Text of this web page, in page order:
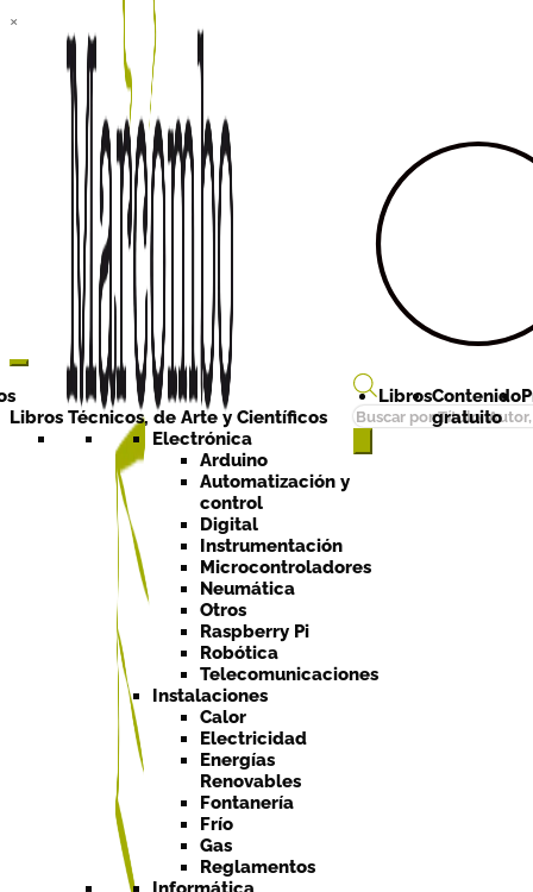
×
Búsqueda
de
Libros Técnicos, de Arte y Científicos
Electrónica
Arduino
Automatización y
control
Digital
Instrumentación
Microcontroladores
Neumática
Otros
Raspberry Pi
Robótica
Telecomunicaciones
Instalaciones
Calor
Electricidad
Energías
Renovables
Fontanería
Frío
Gas
Reglamentos
LibrosContenido
gratuito